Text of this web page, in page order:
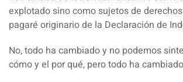
explotado sino como sujetos de
pagaré originario de la Declaración de
No, todo ha cambiado y no podemos
cómo y el por qué, pero todo ha